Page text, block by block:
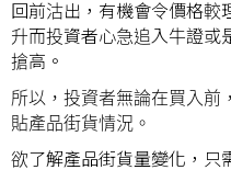
回前沽出，有機會令價格
升而投資者心急追入牛證或
搶高。
所以，投資者無論在買入前
貼產品街貨情況。
欲了解產品街貨量變化，只